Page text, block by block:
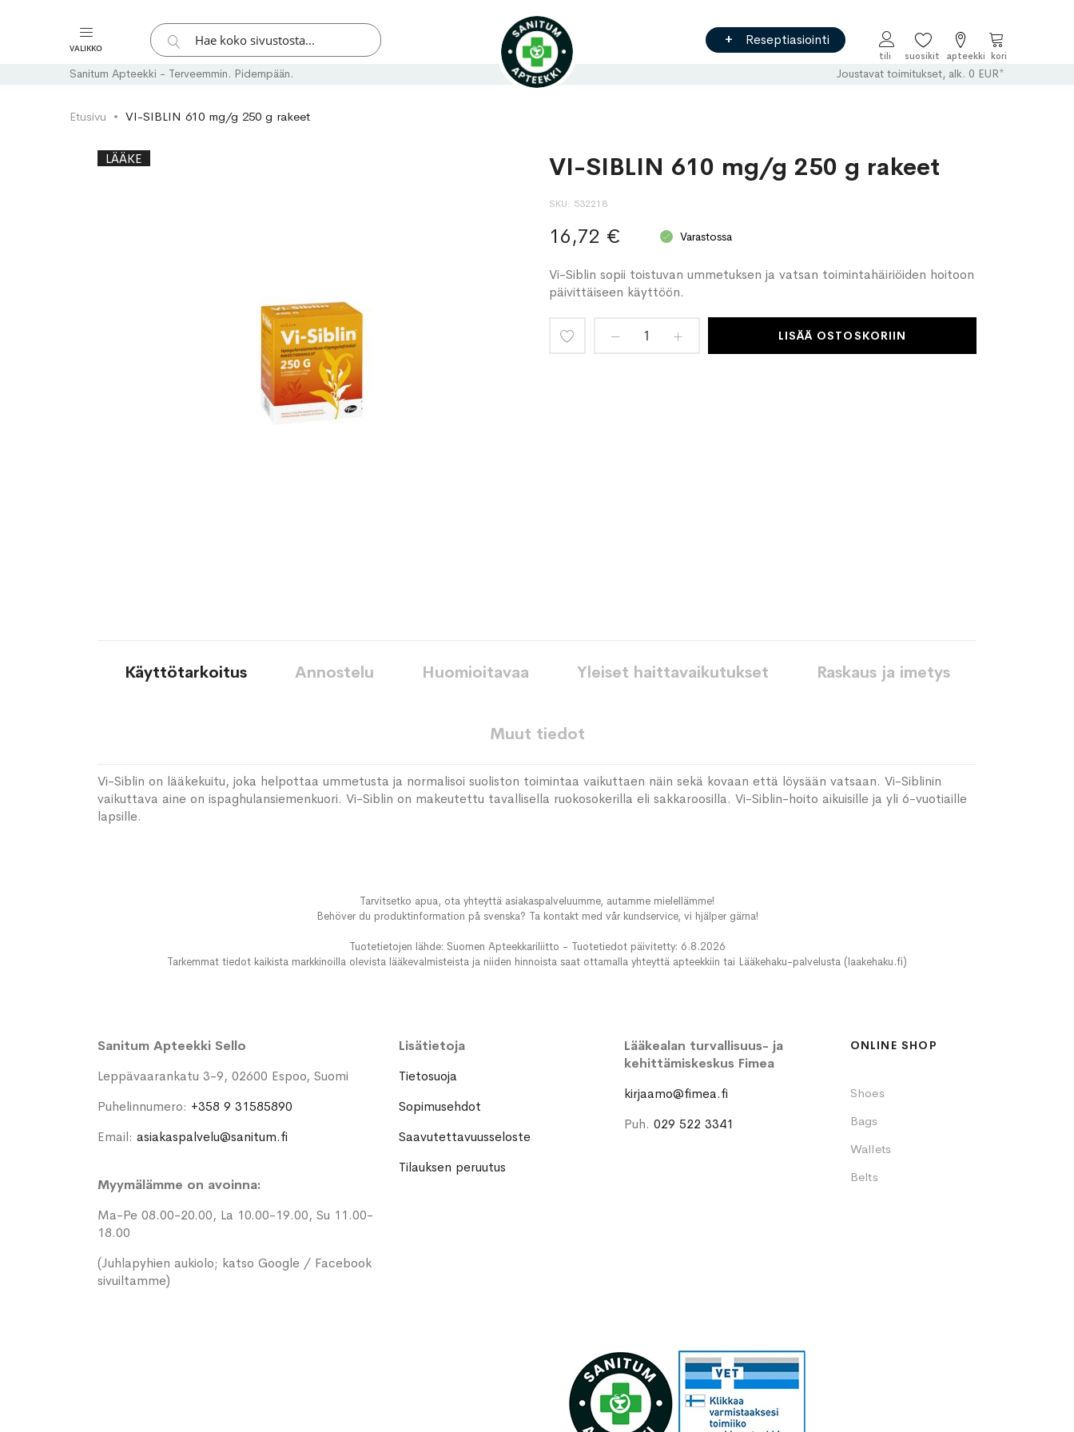
VALIKKO
Hae
Hae
Reseptiasiointi
Ostoskori
Sanitum Apteekki - Terveemmin. Pidempään. Joustavat toimitukset, alk. 0 EUR*
Etusivu VI-SIBLIN 610 mg/g 250 g rakeet
Skip
Skip
LÄÄKE VI-SIBLIN 610 mg/g 250 g rakeet
SKU 532218
16,72 € Varastossa
Vi-Siblin sopii toistuvan ummetuksen ja vatsan toimintahäiriöiden hoitoon
päivittäiseen käyttöön.
LISÄÄ OSTOSKORIIN
Käyttötarkoitus
Vi-Siblin on lääkekuitu, joka helpottaa ummetusta ja normalisoi suoliston toimintaa vaikuttaen näin sekä kovaan että löysään vatsaan. Vi-Siblinin
vaikuttava aine on ispaghulansiemenkuori. Vi-Siblin on makeutettu tavallisella ruokosokerilla eli sakkaroosilla. Vi-Siblin-hoito aikuisille ja yli 6-vuotiaille
lapsille.
Annostelu Huomioitavaa Yleiset haittavaikutukset Raskaus ja imetys
Muut tiedot
Tarvitsetko apua, ota yhteyttä asiakaspalveluumme, autamme mielellämme!
Behöver du produktinformation på svenska? Ta kontakt med vår kundservice, vi hjälper gärna!
Tuotetietojen lähde: Suomen Apteekkariliitto - Tuotetiedot päivitetty: 6.8.2026
Tarkemmat tiedot kaikista markkinoilla olevista lääkevalmisteista ja niiden hinnoista saat ottamalla yhteyttä apteekkiin tai Lääkehaku-palvelusta (laakehaku.fi)
Sanitum Apteekki Sello
Leppävaarankatu 3-9, 02600 Espoo, Suomi
Puhelinnumero: +358 9 31585890
Email: asiakaspalvelu@sanitum.fi
Myymälämme on avoinna:
Ma-Pe 08.00-20.00, La 10.00-19.00, Su 11.00-
18.00
(Juhlapyhien aukiolo; katso Google / Facebook
sivuiltamme)
Lisätietoja
Tietosuoja
Sopimusehdot
Saavutettavuusseloste
Tilauksen peruutus
Lääkealan turvallisuus- ja
kehittämiskeskus Fimea
kirjaamo@fimea.fi
Puh.029 522 3341
ONLINE SHOP
Shoes
Bags
Wallets
Belts